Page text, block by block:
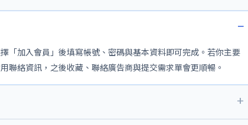
「加入會員」後填寫帳號、密碼與基本資料即可完成。若你主要
聯絡資訊，之後收藏、聯絡廣告商與提交需求單會更順暢。